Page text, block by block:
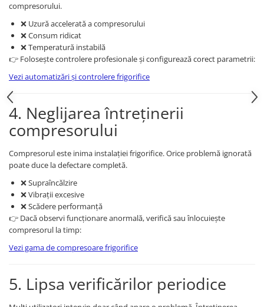
compresorului.
❌ Uzură accelerată a compresorului
❌ Consum ridicat
❌ Temperatură instabilă
👉 Folosește controlere profesionale și configurează corect parametrii:
Vezi automatizări și controlere frigorifice
4. Neglijarea întreținerii
compresorului
Compresorul este inima instalației frigorifice. Orice problemă ignorată
poate duce la defectare completă.
❌ Supraîncălzire
❌ Vibrații excesive
❌ Scădere performanță
👉 Dacă observi funcționare anormală, verifică sau înlocuiește
compresorul la timp:
Vezi gama de compresoare frigorifice
5. Lipsa verificărilor periodice